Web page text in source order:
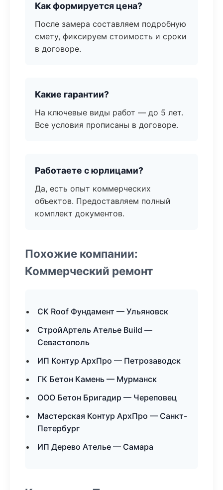
Как формируется цена?
После замера составляем подробную
смету, фиксируем стоимость и сроки
в договоре.
Какие гарантии?
На ключевые виды работ — до 5 лет.
Все условия прописаны в договоре.
Работаете с юрлицами?
Да, есть опыт коммерческих
объектов. Предоставляем полный
комплект документов.
Похожие компании:
Коммерческий ремонт
СК Roof Фундамент — Ульяновск
СтройАртель Ателье Build —
Севастополь
ИП Контур АрхПро — Петрозаводск
ГК Бетон Камень — Мурманск
ООО Бетон Бригадир — Череповец
Мастерская Контур АрхПро — Санкт-
Петербург
ИП Дерево Ателье — Самара